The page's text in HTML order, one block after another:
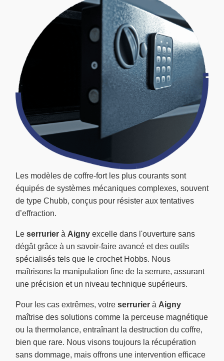
Les modèles de coffre-fort les plus courants sont
équipés de systèmes mécaniques complexes, souvent
de type Chubb, conçus pour résister aux tentatives
d’effraction.
Le serrurier à Aigny excelle dans l'ouverture sans
dégât grâce à un savoir-faire avancé et des outils
spécialisés tels que le crochet Hobbs. Nous
maîtrisons la manipulation fine de la serrure, assurant
une précision et un niveau technique supérieurs.
Pour les cas extrêmes, votre serrurier à Aigny
maîtrise des solutions comme la perceuse magnétique
ou la thermolance, entraînant la destruction du coffre,
bien que rare. Nous visons toujours la récupération
sans dommage, mais offrons une intervention efficace